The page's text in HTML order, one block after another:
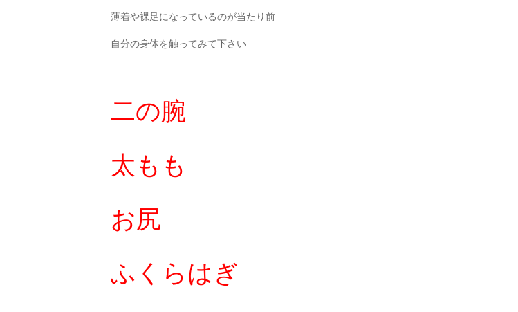
薄着や裸足になっているのが当たり前
自分の身体を触ってみて下さい
二の腕
太もも
お尻
ふくらはぎ